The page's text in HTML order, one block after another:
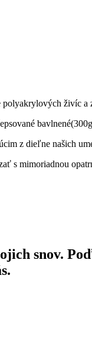
polyakrylových živíc a
z dieľne našich
s mimoriadnou
snov.